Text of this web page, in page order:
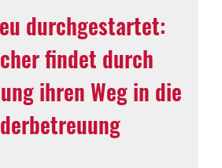
durchgestartet:
findet durch
ihren Weg in die